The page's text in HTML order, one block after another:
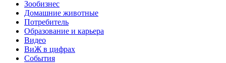
Зообизнес
Домашние животные
Потребитель
Образование и карьера
Видео
ВиЖ в цифрах
События